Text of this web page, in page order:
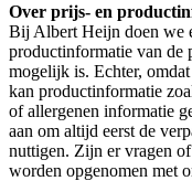
Over prijs- en
Bij Albert Heijn doen we
productinformatie van de
mogelijk is. Echter,
kan productinformatie
of allergenen informatie
aan om altijd eerst de
nuttigen. Zijn er vragen
worden opgenomen met